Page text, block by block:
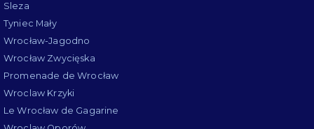
Sleza
Tyniec Mały
Wrocław-Jagodno
Wrocław Zwycięska
Promenade de Wrocław
Wroclaw Krzyki
Le Wrocław de Gagarine